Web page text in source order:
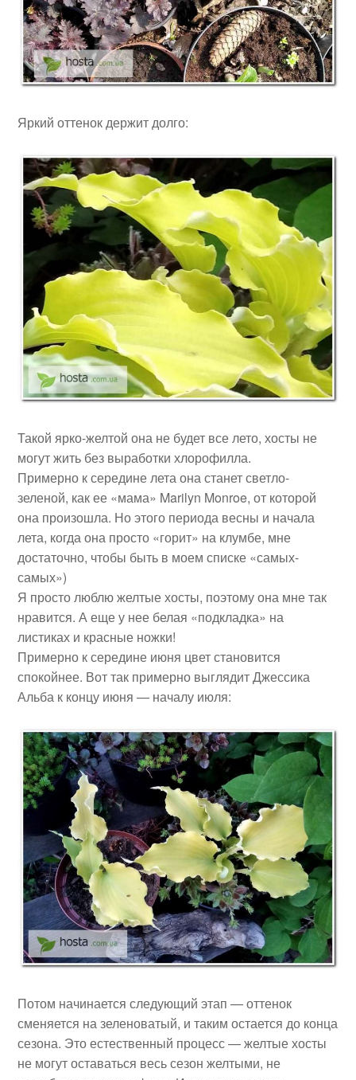
Яркий оттенок держит долго:
Такой ярко-желтой она не будет все лето, хосты не
могут жить без выработки хлорофилла.
Примерно к середине лета она станет светло-
зеленой, как ее «мама» Marilyn Monroe, от которой
она произошла. Но этого периода весны и начала
лета, когда она просто «горит» на клумбе, мне
достаточно, чтобы быть в моем списке «самых-
самых»)
Я просто люблю желтые хосты, поэтому она мне так
нравится. А еще у нее белая «подкладка» на
листиках и красные ножки!
Примерно к середине июня цвет становится
спокойнее. Вот так примерно выглядит Джессика
Альба к концу июня — началу июля:
Потом начинается следующий этап — оттенок
сменяется на зеленоватый, и таким остается до конца
сезона. Это естественный процесс — желтые хосты
не могут оставаться весь сезон желтыми, не